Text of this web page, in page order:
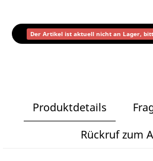
Der Artikel ist aktuell nicht an Lager,
Produktdetails
Rückruf zum